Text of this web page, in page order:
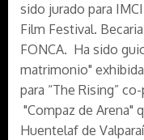
sido jurado para
Film Festival.
FONCA. Ha sido
matrimonio"
para “The Rising”
"Compaz de
Huentelaf de